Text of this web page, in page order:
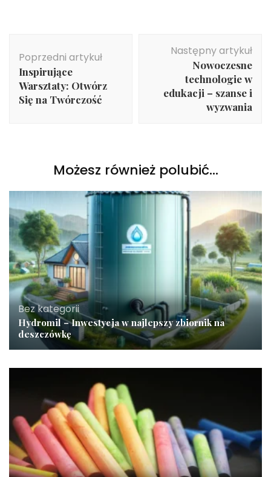
wpisu
Poprzedni artykuł
Inspirujące
Warsztaty: Otwórz
Się na Twórczość
Następny artykuł
Nowoczesne
technologie w
edukacji – szanse i
wyzwania
Możesz również polubić…
Bez kategorii
Hydromil – Inwestycja w najlepszy zbiornik na
deszczówkę